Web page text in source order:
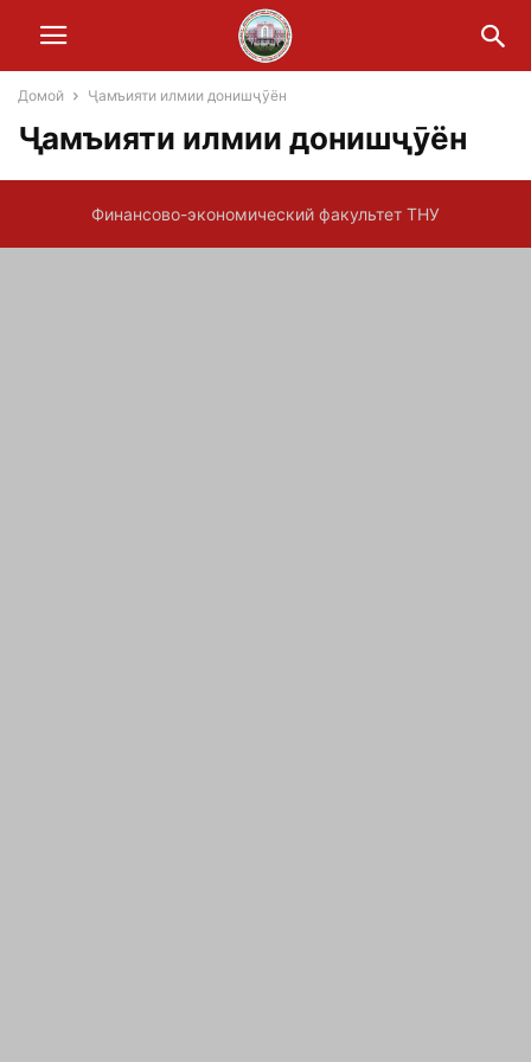
Домой Ҷамъияти илмии донишҷӯён
Ҷамъияти илмии донишҷӯён
Финансово-экономический факультет ТНУ